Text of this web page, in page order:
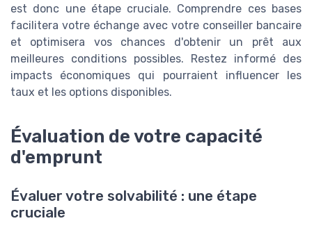
est donc une étape cruciale. Comprendre ces bases
facilitera votre échange avec votre conseiller bancaire
et optimisera vos chances d'obtenir un prêt aux
meilleures conditions possibles. Restez informé des
impacts économiques qui pourraient influencer les
taux et les options disponibles.
Évaluation de votre capacité
d'emprunt
Évaluer votre solvabilité : une étape
cruciale